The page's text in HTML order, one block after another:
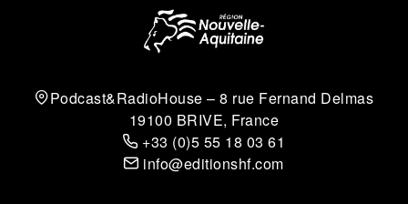
Podcast&RadioHouse – 8 rue Fernand Delmas
19100 BRIVE, France
+33 (0)5 55 18 03 61
info@editionshf.com